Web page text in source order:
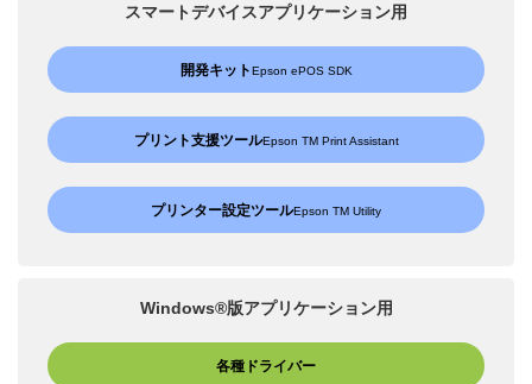
スマートデバイスアプリケーション用
開発キットEpson ePOS SDK
プリント支援ツールEpson TM Print Assistant
プリンター設定ツールEpson TM Utility
Windows®版アプリケーション用
各種ドライバー